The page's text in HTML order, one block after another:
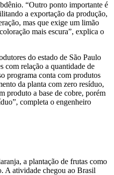
“Outro ponto importante é
a exportação da produção,
mas que exige um limão
mais escura”, explica o
do estado de São Paulo
com relação a quantidade de
programa conta com produtos
da planta com zero resíduo,
produto a base de cobre, porém
completa o engenheiro
a plantação de frutas como
A atividade chegou ao Brasil